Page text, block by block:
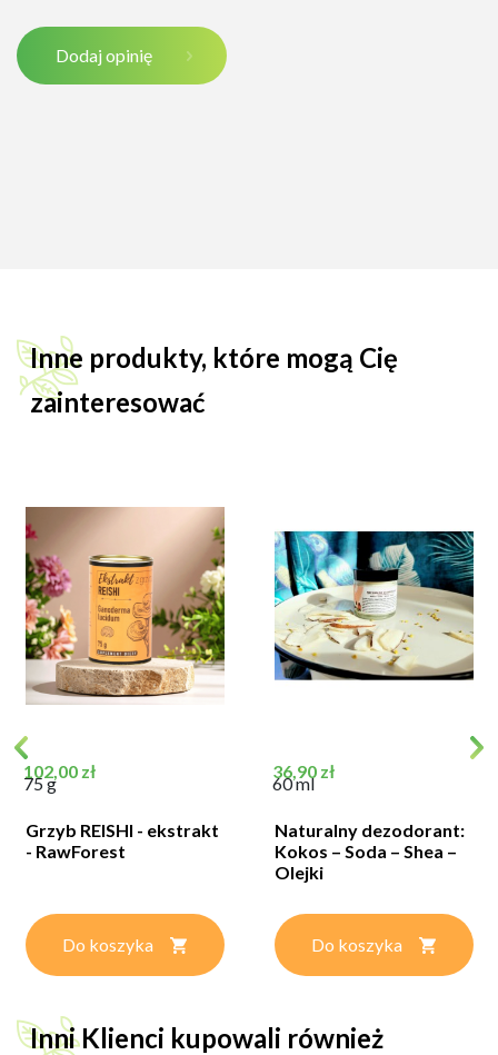
Dodaj opinię
Inne produkty, które mogą Cię
zainteresować
Cena
102,00 zł
75 g
Grzyb REISHI - ekstrakt
- RawForest
Do koszyka
Cena
36,90 zł
60 ml
Naturalny dezodorant:
Kokos – Soda – Shea –
Olejki
Do koszyka
Inni Klienci kupowali również